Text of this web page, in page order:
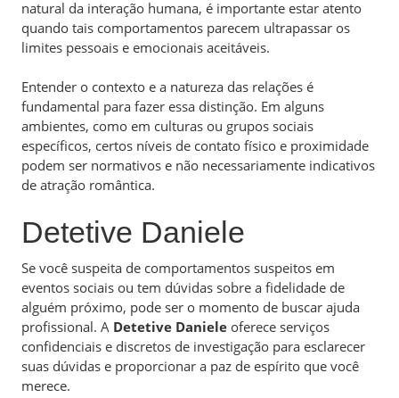
natural da interação humana, é importante estar atento
quando tais comportamentos parecem ultrapassar os
limites pessoais e emocionais aceitáveis.
Entender o contexto e a natureza das relações é
fundamental para fazer essa distinção. Em alguns
ambientes, como em culturas ou grupos sociais
específicos, certos níveis de contato físico e proximidade
podem ser normativos e não necessariamente indicativos
de atração romântica.
Detetive Daniele
Se você suspeita de comportamentos suspeitos em
eventos sociais ou tem dúvidas sobre a fidelidade de
alguém próximo, pode ser o momento de buscar ajuda
profissional. A Detetive Daniele oferece serviços
confidenciais e discretos de investigação para esclarecer
suas dúvidas e proporcionar a paz de espírito que você
merece.